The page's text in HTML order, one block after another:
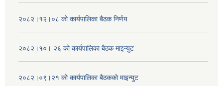
२०८२।१२।०८ को कार्यपालिका बैठक निर्णय
२०८२।१०। २६ को कार्यपालिका बैठक माइन्युट
२०८२।०९।२१ को कार्यपालिका बैठकको माइन्युट